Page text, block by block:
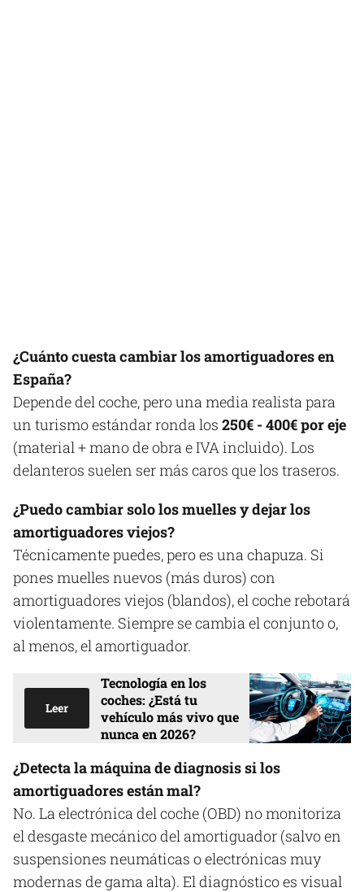
¿Cuánto cuesta cambiar los amortiguadores en
España?
Depende del coche, pero una media realista para
un turismo estándar ronda los 250€ - 400€ por eje
(material + mano de obra e IVA incluido). Los
delanteros suelen ser más caros que los traseros.
¿Puedo cambiar solo los muelles y dejar los
amortiguadores viejos?
Técnicamente puedes, pero es una chapuza. Si
pones muelles nuevos (más duros) con
amortiguadores viejos (blandos), el coche rebotará
violentamente. Siempre se cambia el conjunto o,
al menos, el amortiguador.
Leer
Tecnología en los
coches: ¿Está tu
vehículo más vivo que
nunca en 2026?
¿Detecta la máquina de diagnosis si los
amortiguadores están mal?
No. La electrónica del coche (OBD) no monitoriza
el desgaste mecánico del amortiguador (salvo en
suspensiones neumáticas o electrónicas muy
modernas de gama alta). El diagnóstico es visual